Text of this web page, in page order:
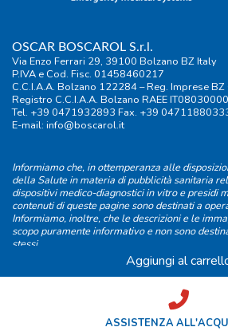
ASSISTENZA
Aggiungi al
OSCAR BOSCAROL S.r.l.
Via Enzo Ferrari 29, 39100 Bolzano BZ Italy
P.IVA e Cod. Fisc. 01458460217
C.C.I.A.A. Bolzano 122284 – Reg. Imprese
Registro C.C.I.A.A. Bolzano RAEE
Tel. +39 0471932893 Fax. +39
E-mail: info@boscarol.it
Informiamo che, in ottemperanza alle
della Salute in materia di pubblicità sanitaria
dispositivi medico-diagnostici in vitro e presidi
contenuti di queste pagine sono destinati a
Informiamo, inoltre, che le descrizioni e le
scopo puramente informativo e non sono
stessi.
Condizioni di vendita|Termini d'uso|
Preferenze